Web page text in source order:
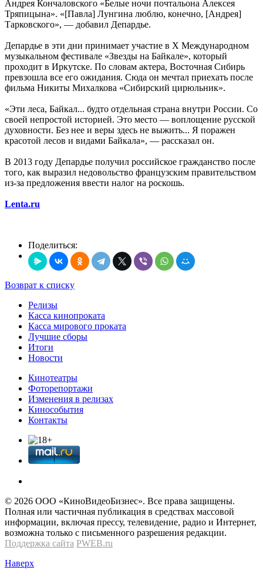
Андрея Кончаловского «Белые ночи почтальона Алексея
Тряпицына». «[Павла] Лунгина люблю, конечно, [Андрея]
Тарковского», — добавил Депардье.
Депардье в эти дни принимает участие в Х Международном
музыкальном фестивале «Звезды на Байкале», который
проходит в Иркутске. По словам актера, Восточная Сибирь
превзошла все его ожидания. Сюда он мечтал приехать после
фильма Никиты Михалкова «Сибирский цирюльник».
«Эти леса, Байкал... будто отдельная страна внутри России. Со
своей непростой историей. Это место — воплощение русской
духовности. Без нее и веры здесь не выжить... Я поражен
красотой лесов и видами Байкала», — рассказал он.
В 2013 году Депардье получил российское гражданство после
того, как выразил недовольство французским правительством
из-за предложения ввести налог на роскошь.
Lenta.ru
Поделиться:
Возврат к списку
Релизы
Касса кинопроката
Касса мирового проката
Лучшие сборы
Итоги
Новости
Кинотеатры
Фоторепортажи
Изменения в релизах
Кинособытия
Контакты
© 2026 OOО «КиноВидеоБизнес». Все права защищены.
Полная или частичная публикация в средствах массовой
информации, включая прессу, телевидение, радио и Интернет,
возможна только с письменного разрешения редакции.
Поддержка сайта PWEB.ru
Наверх